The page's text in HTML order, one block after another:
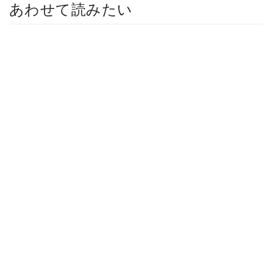
あわせて読みたい